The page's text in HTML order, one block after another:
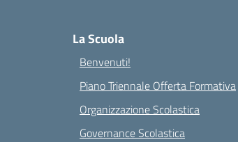
La Scuola
Benvenuti!
Piano Triennale Offerta Formativa
Organizzazione Scolastica
Governance Scolastica